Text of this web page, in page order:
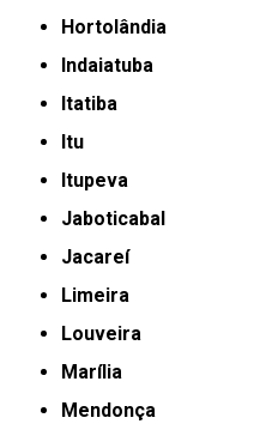
Hortolândia
Indaiatuba
Itatiba
Itu
Itupeva
Jaboticabal
Jacareí
Limeira
Louveira
Marília
Mendonça